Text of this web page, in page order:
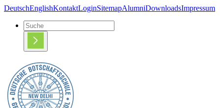
DeutschEnglishKontaktLoginSitemapAlumniDownloadsImpressum